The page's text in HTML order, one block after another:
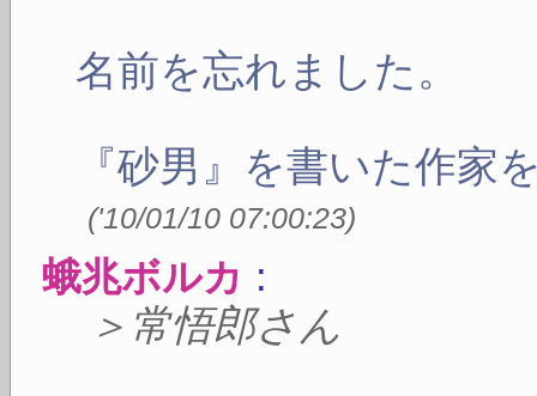
名前を忘れました。
『砂男』を書いた作家
('10/01/10 07:00:23)
蛾兆ボルカ :
＞常悟郎さん